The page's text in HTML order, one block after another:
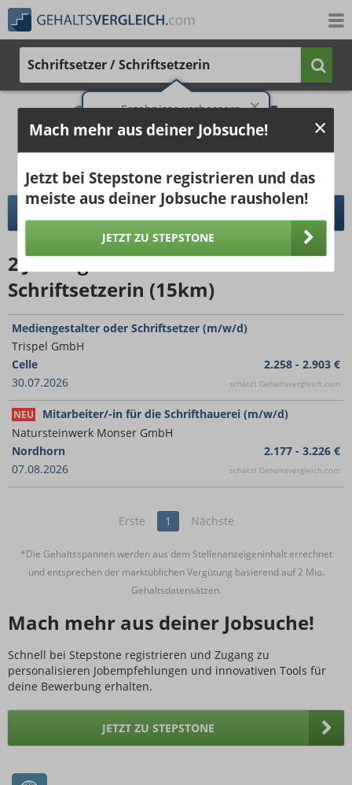
Ergebnisse verbessern -
jetzt Ort hinzufügen!
Schriftsetzer / Schriftsetzerin
2.473 € 3.690 €
25% 50%
Bruttogehalt bei 40 Wochenstunden.
pro Jahr pro Monat
2 Jobangebotefür Schriftsetzer /
Schriftsetzerin (15km)
Mediengestalter oder Schriftsetzer (m/w/d)
Trispel GmbH
Celle
30.07.2026
2.258 - 2.903 €
schätzt Gehaltsvergleich.com
NEU
Mitarbeiter/-in für die Schrifthauerei (m/w/d)
Natursteinwerk Monser GmbH
Nordhorn
07.08.2026
2.177 - 3.226 €
schätzt Gehaltsvergleich.com
Erste 1 Nächste
*Die Gehaltsspannen werden aus dem Stellenanzeigeninhalt errechnet
und entsprechen der marktüblichen Vergütung basierend auf 2 Mio.
Gehaltsdatensätzen.
Mach mehr aus deiner Jobsuche!
Schnell bei Stepstone registrieren und Zugang zu
personalisieren Jobempfehlungen und innovativen Tools für
deine Bewerbung erhalten.
JETZT ZU STEPSTONE
Mach mehr aus deiner Jobsuche!
Jetzt bei Stepstone registrieren und das
meiste aus deiner Jobsuche rausholen!
JETZT ZU STEPSTONE